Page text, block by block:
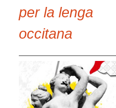
per la lenga
occitana